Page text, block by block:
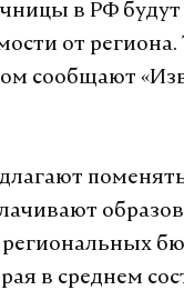
в РФ
от
сообщают
в среднем